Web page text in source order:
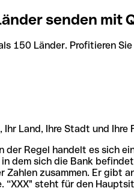
senden mit
150 Länder. Profitieren
Ihr Land, Ihre Stadt und
Regel handelt es sich
dem sich die Bank
Zahlen zusammen. Er gibt
“XXX" steht für den